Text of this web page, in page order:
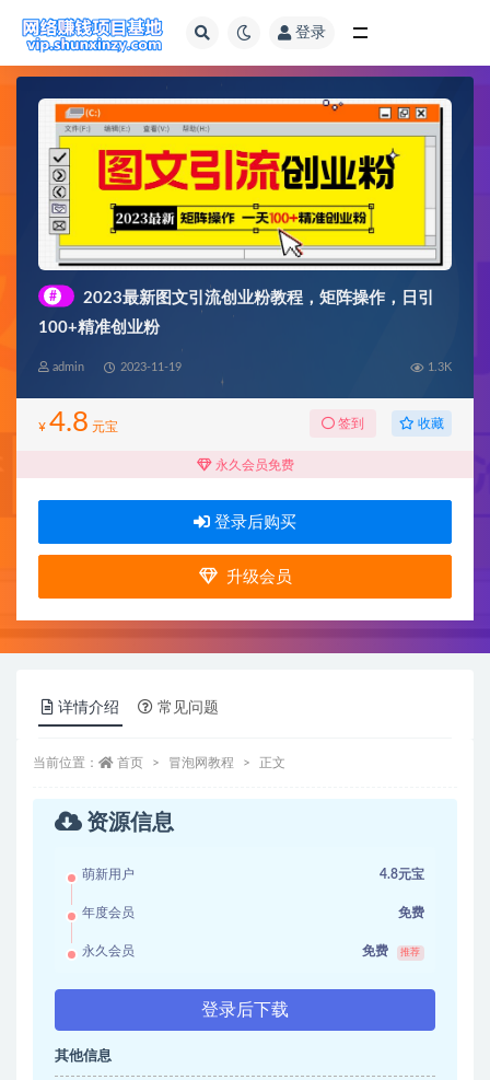
登录
#
2023最新图文引流创业粉教程，矩阵操作，日引
100+精准创业粉
admin 2023-11-19 1.3K
¥ 4.8 元宝 签到 收藏
永久会员免费
登录后购买
升级会员
详情介绍 常见问题
当前位置： 首页 冒泡网教程 正文
资源信息
萌新用户 4.8元宝
年度会员 免费
永久会员 免费 推荐
登录后下载
其他信息